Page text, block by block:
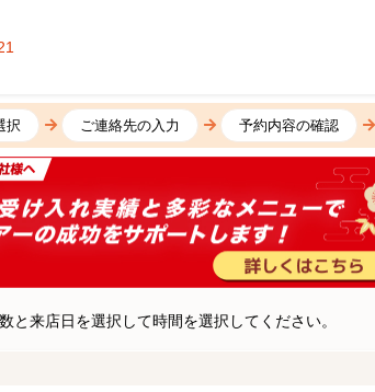
択 ご連絡先の入力 予約内容の確認
と来店日を選択して時間を選択してください。